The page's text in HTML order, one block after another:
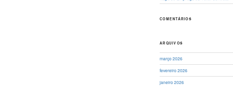
COMENTÁRIOS
ARQUIVOS
março 2026
fevereiro 2026
janeiro 2026